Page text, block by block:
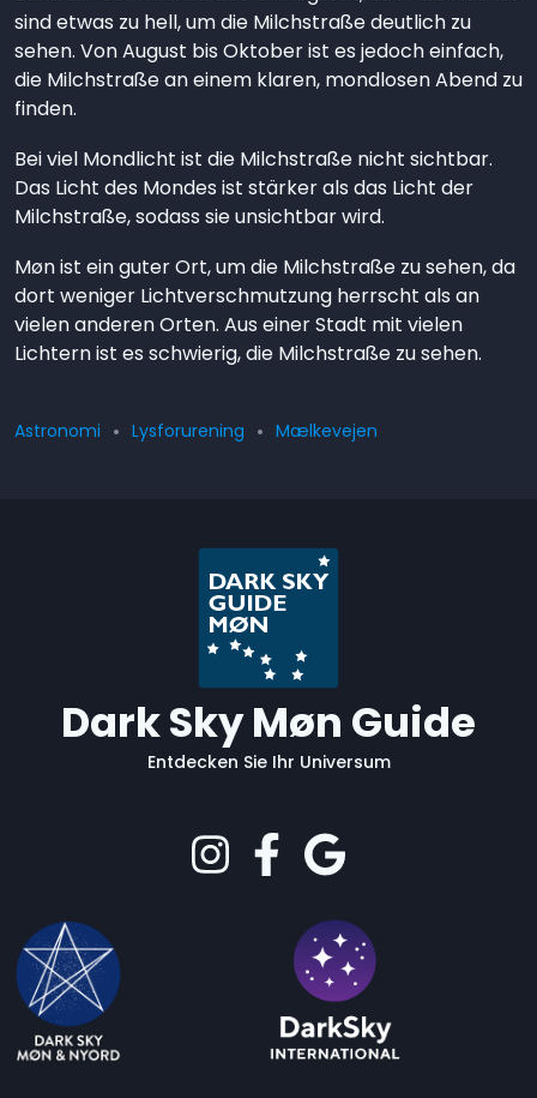
sind etwas zu hell, um die Milchstraße deutlich zu
sehen. Von August bis Oktober ist es jedoch einfach,
die Milchstraße an einem klaren, mondlosen Abend zu
finden.
Bei viel Mondlicht ist die Milchstraße nicht sichtbar.
Das Licht des Mondes ist stärker als das Licht der
Milchstraße, sodass sie unsichtbar wird.
Møn ist ein guter Ort, um die Milchstraße zu sehen, da
dort weniger Lichtverschmutzung herrscht als an
vielen anderen Orten. Aus einer Stadt mit vielen
Lichtern ist es schwierig, die Milchstraße zu sehen.
Astronomi Lysforurening Mælkevejen
Dark Sky Møn Guide
Entdecken Sie Ihr Universum